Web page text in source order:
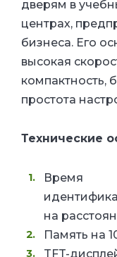
дверям в
центрах,
бизнеса. Его
высокая
компактность,
простота
Технические
Время
на
Память на
TFT-